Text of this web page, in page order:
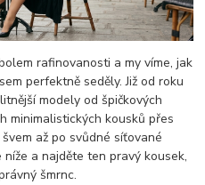
rafinovanosti a my víme, jak
perfektně seděly. Již od roku
modely od špičkových
minimalistických kousků přes
až po svůdné síťované
a najděte ten pravý kousek,
šmrnc.